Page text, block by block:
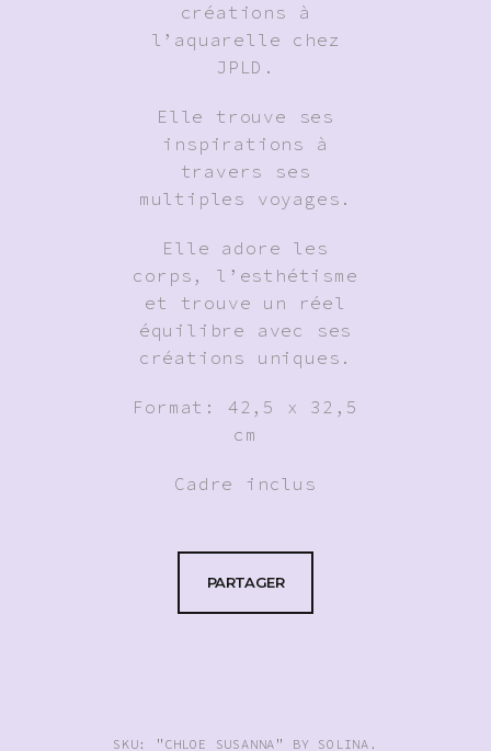
créations à
l’aquarelle chez
JPLD.
Elle trouve ses
inspirations à
travers ses
multiples voyages.
Elle adore les
corps, l’esthétisme
et trouve un réel
équilibre avec ses
créations uniques.
Format: 42,5 x 32,5
cm
Cadre inclus
PARTAGER
SKU: "CHLOE SUSANNA" BY SOLINA .